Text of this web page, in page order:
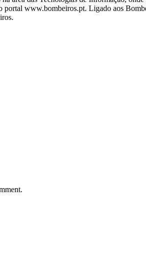
www.bombeiros.pt. Ligado aos